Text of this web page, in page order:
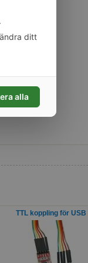
TTL koppling för USB
ditt
alla